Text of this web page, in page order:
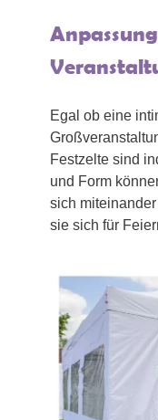
Egal ob eine
Festzelte sind
und Form
sich
sie sich für